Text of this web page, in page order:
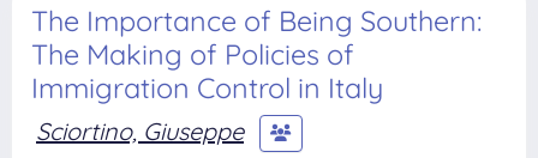
The Importance of Being Southern:
The Making of Policies of
Immigration Control in Italy
Sciortino, Giuseppe